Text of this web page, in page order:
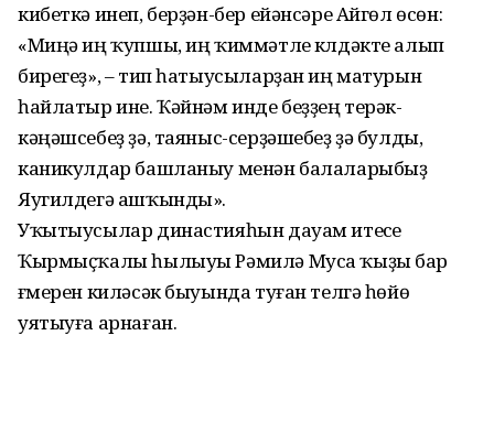
кибеткә инеп, берҙән-бер ейәнсәре Айгөл өсөн:
«Миңә иң ҡупшы, иң ҡиммәтле күлдәкте алып
бирегеҙ», – тип һатыусыларҙан иң матурын
һайлатыр ине. Ҡәйнәм инде беҙҙең терәк-
кәңәшсебеҙ ҙә, таяныс-серҙәшебеҙ ҙә булды,
каникулдар башланыу менән балаларыбыҙ
Яугилдегә ашҡынды».
Уҡытыусылар династияһын дауам итеүсе
Ҡырмыҫҡалы һылыуы Рәмилә Муса ҡыҙы бар
ғүмерен киләсәк быуында туған телгә һөйөү
уятыуға арнаған.